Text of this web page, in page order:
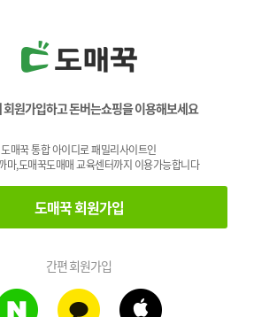
회원가입하고 돈버는쇼핑을 이용해보세요
도매꾹 통합 아이디로 패밀리사이트인
마,도매꾹도매매 교육센터까지 이용가능합니다
도매꾹 회원가입
간편 회원가입